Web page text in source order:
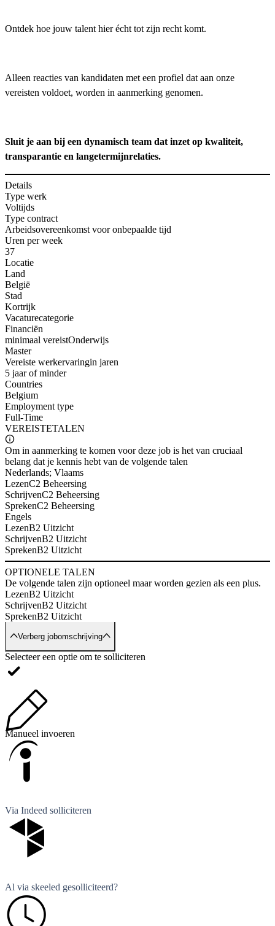
Ontdek hoe jouw talent hier écht tot zijn recht komt.
Alleen reacties van kandidaten met een profiel dat aan onze
vereisten voldoet, worden in aanmerking genomen.
Sluit je aan bij een dynamisch team dat inzet op kwaliteit,
transparantie en langetermijnrelaties.
Details
Type werk
Voltijds
Type contract
Arbeidsovereenkomst voor onbepaalde tijd
Uren per week
37
Locatie
Land
België
Stad
Kortrijk
Vacaturecategorie
Financiën
minimaal vereistOnderwijs
Master
Vereiste werkervaringin jaren
5 jaar of minder
Countries
Belgium
Employment type
Full-Time
VEREISTETALEN
Om in aanmerking te komen voor deze job is het van cruciaal
belang dat je kennis hebt van de volgende talen
Nederlands; Vlaams
LezenC2 Beheersing
SchrijvenC2 Beheersing
SprekenC2 Beheersing
Engels
LezenB2 Uitzicht
SchrijvenB2 Uitzicht
SprekenB2 Uitzicht
OPTIONELE TALEN
De volgende talen zijn optioneel maar worden gezien als een plus.
LezenB2 Uitzicht
SchrijvenB2 Uitzicht
SprekenB2 Uitzicht
Verberg jobomschrijving
Selecteer een optie om te solliciteren
Manueel invoeren
Via Indeed solliciteren
Al via skeeled gesolliciteerd?